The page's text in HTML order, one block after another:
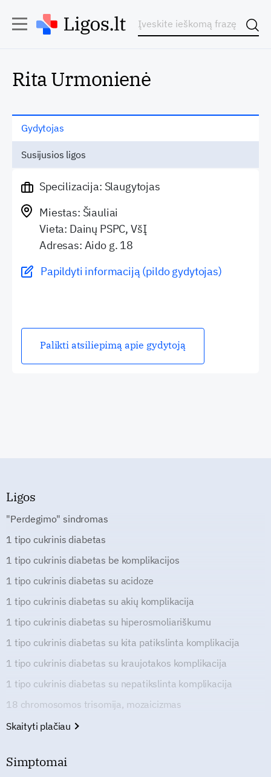
Rita Urmonienė
Gydytojas
Susijusios ligos
Specilizacija: Slaugytojas
Miestas: Šiauliai
Vieta: Dainų PSPC, VšĮ
Adresas: Aido g. 18
Papildyti informaciją (pildo gydytojas)
Palikti atsiliepimą apie gydytoją
Ligos
"Perdegimo" sindromas
1 tipo cukrinis diabetas
1 tipo cukrinis diabetas be komplikacijos
1 tipo cukrinis diabetas su acidoze
1 tipo cukrinis diabetas su akių komplikacija
1 tipo cukrinis diabetas su hiperosmoliariškumu
1 tipo cukrinis diabetas su kita patikslinta komplikacija
1 tipo cukrinis diabetas su kraujotakos komplikacija
1 tipo cukrinis diabetas su nepatikslinta komplikacija
18 chromosomos trisomija, mozaicizmas
Skaityti plačiau
Simptomai